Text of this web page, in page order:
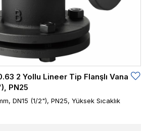
2 Yollu Lineer Tip Flanşlı Vana
PN25
DN15 (1/2"), PN25, Yüksek Sıcaklık